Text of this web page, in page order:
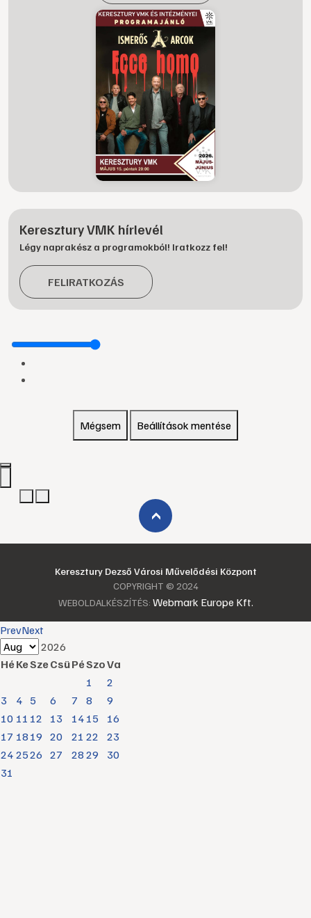
Keresztury VMK hírlevél
Légy naprakész a programokból! Iratkozz fel!
FELIRATKOZÁS
Mégsem Beállítások mentése
›
Keresztury Dezső Városi Művelődési Központ
COPYRIGHT © 2024
WEBOLDALKÉSZÍTÉS: Webmark Europe Kft.
PrevNext
2026
HéKeSzeCsüPéSzoVa
1
2
3
4 5 6 7 8
9
10 11 12 13 14 15
16
17 18 19 20 21 22
23
24 2526 27 28 29
30
31